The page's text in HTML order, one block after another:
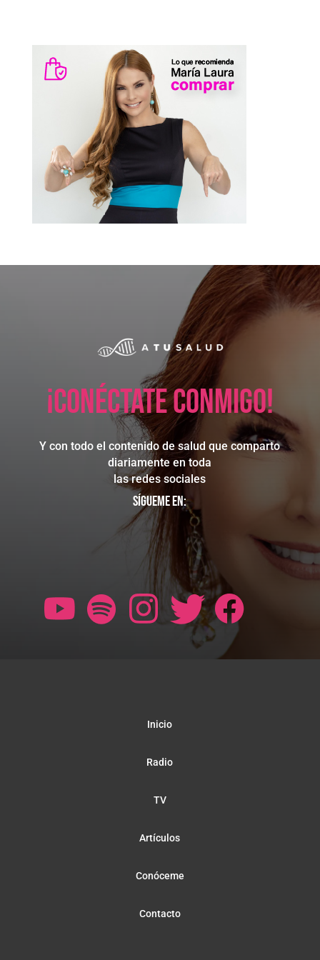
¡Conéctate conmigo!
Y con todo el contenido de salud que comparto
diariamente en toda
las redes sociales
Sígueme en:
Inicio
Radio
TV
Artículos
Conóceme
Contacto